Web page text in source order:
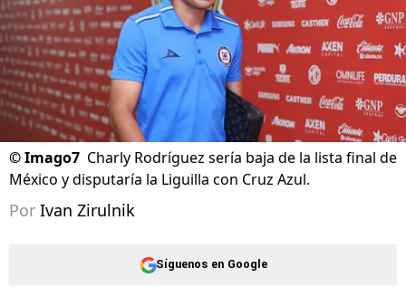
©Imago7 Charly Rodríguez sería baja de la lista final de
México y disputaría la Liguilla con Cruz Azul.
Por Ivan Zirulnik
Síguenos en Google